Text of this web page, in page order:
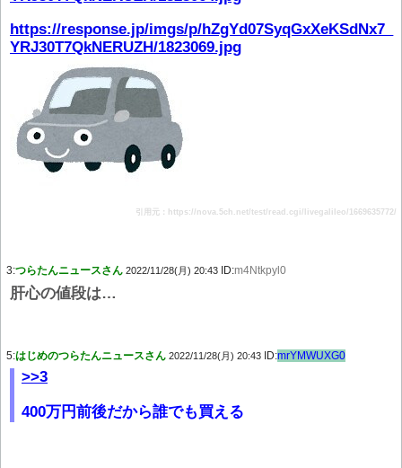
https://response.jp/imgs/p/hZgYd07SyqGxXeKSdNx7_
YRJ30T7QkNERUZH/1823069.jpg
引用元：https://nova.5ch.net/test/read.cgi/livegalileo/1669635772/
3:つらたんニュースさん 2022/11/28(月) 20:43 ID:m4Ntkpyl0
肝心の値段は…
5:はじめのつらたんニュースさん 2022/11/28(月) 20:43 ID:mrYMWUXG0
>>3
400万円前後だから誰でも買える